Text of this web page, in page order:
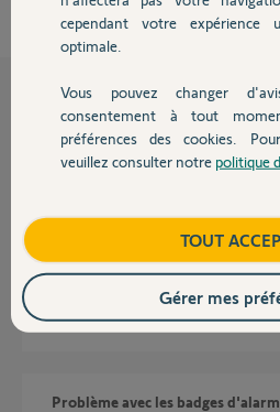
Devis avec un pro
Contact
Questions liées
Alarmes fugitives sur Home
Problème avec les badges
cependant votre expérience
optimale.
Vous pouvez changer
consentement à tout
préférences des cookies.
veuillez consulter notre politique
TOUT
Gérer mes